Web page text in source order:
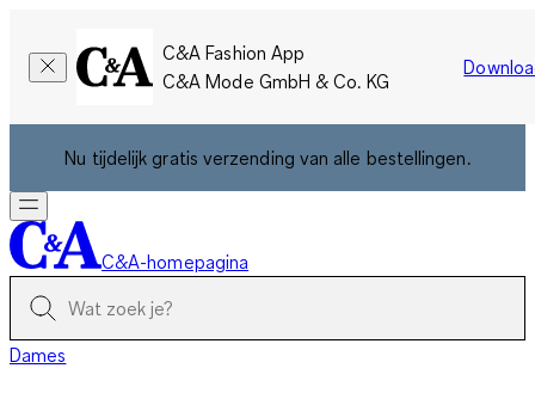
C&A Fashion App
C&A Mode GmbH & Co. KG
Nu tijdelijk gratis verzending van alle bestellingen.
C&A-homepagina
Dames